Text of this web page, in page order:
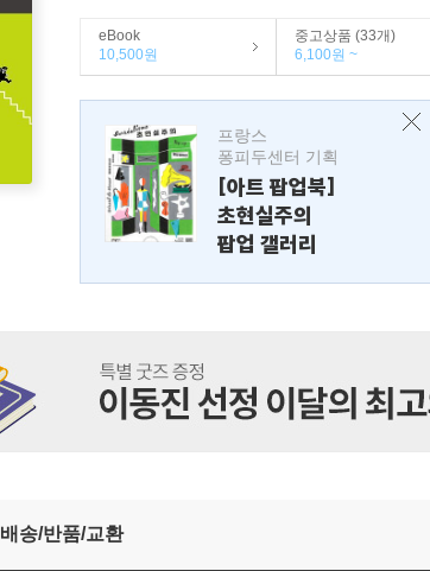
eBook
10,500원
중고상품 (33개)
6,100원 ~
프랑스
퐁피두센터 기획
[아트 팝업북]
초현실주의
팝업 갤러리
배송/반품/교환